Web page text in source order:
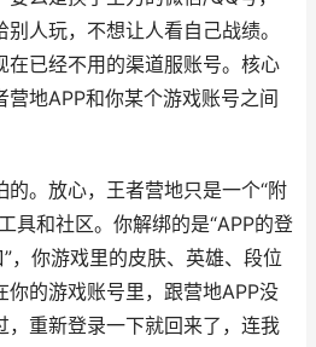
人玩，不想让人看自己战绩。
在已经不用的渠道服账号。核心
地APP和你某个游戏账号之间
的。放心，王者营地只是一个“附
具和社区。你解绑的是“APP的登
，你游戏里的皮肤、英雄、段位
你的游戏账号里，跟营地APP没
，重新登录一下就回来了，连我